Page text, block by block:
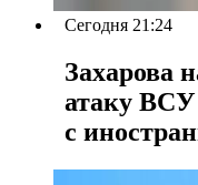
Сегодня 21:24
Захарова
атаку ВСУ
с